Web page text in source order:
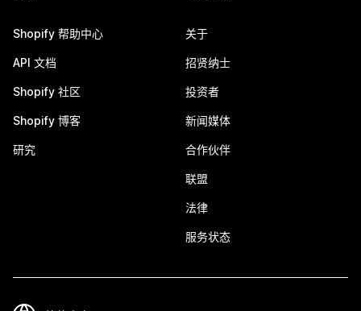
Shopify 帮助中心
API 文档
Shopify 社区
Shopify 博客
研究
关于
招贤纳士
投资者
新闻媒体
合作伙伴
联盟
法律
服务状态